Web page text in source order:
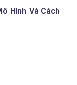
Hình Và Cách